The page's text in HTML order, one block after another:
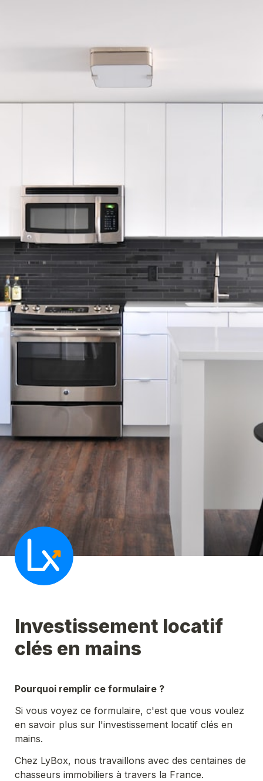
Investissement locatif
clés en mains
Pourquoi remplir ce formulaire ?
Si vous voyez ce formulaire, c'est que vous voulez
en savoir plus sur l'investissement locatif clés en
mains.
Chez LyBox, nous travaillons avec des centaines de
chasseurs immobiliers à travers la France.